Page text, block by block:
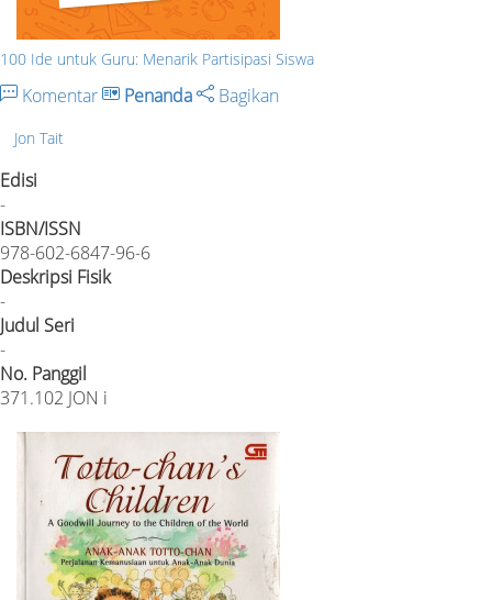
100 Ide untuk Guru: Menarik Partisipasi Siswa
Komentar Penanda Bagikan
Jon Tait
Edisi
-
ISBN/ISSN
978-602-6847-96-6
Deskripsi Fisik
-
Judul Seri
-
No. Panggil
371.102 JON i